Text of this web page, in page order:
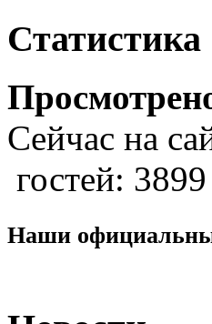
Статистика
Сейчас на
гостей: 3899
Наши